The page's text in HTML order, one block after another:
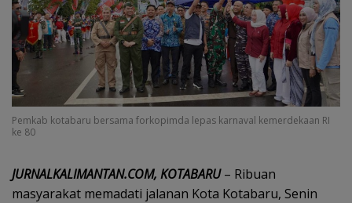
Pemkab kotabaru bersama forkopimda lepas karnaval kemerdekaan RI
ke 80
JURNALKALIMANTAN.COM, KOTABARU– Ribuan
masyarakat memadati jalanan Kota Kotabaru, Senin